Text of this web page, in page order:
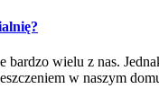
bardzo wielu z nas.
w naszym